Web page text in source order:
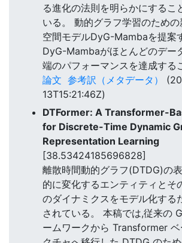
る進化の法則を明らかにするこ
いる。 動的グラフ学習のため
空間モデルDyG-Mambaを提案
DyG-Mambaがほとんどのデー
端のパフォーマンスを達成する
論文 参考訳（メタデータ）
13T15:21:46Z)
DTFormer: A Transformer-
for Discrete-Time Dynamic
Representation Learning
[38.53424185696828]
離散時間動的グラフ(DTDG)の
的に変化するエンティティとそ
のダイナミクスをモデル化する
されている。 本稿では,従来の
ームワークから Transformer